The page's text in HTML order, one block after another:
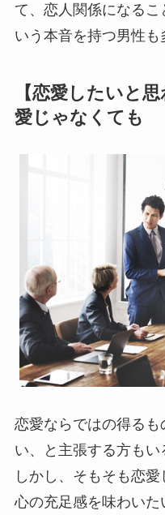
て、恋人関係になる
いう本音を持つ男性も
【恋愛したいと
愛じゃなくても
恋愛ならではの得る
い、と主張する方もい
しかし、そもそも恋愛
心の充足感を味わい